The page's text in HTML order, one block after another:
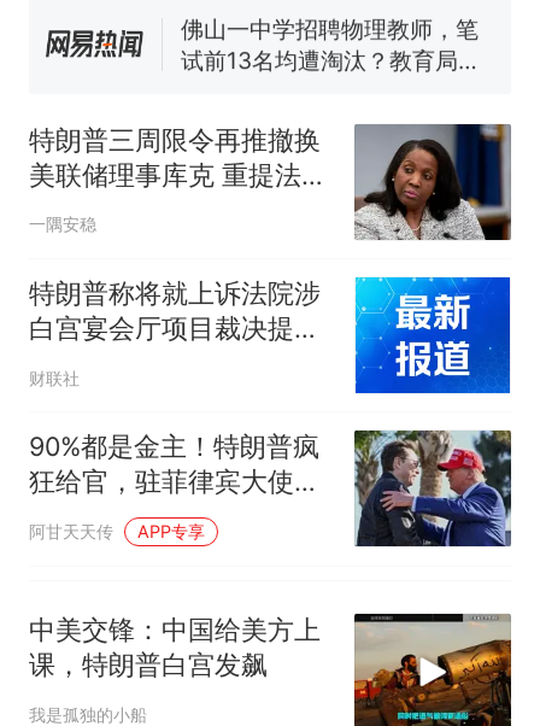
佛山一中学招聘物理教师，笔
试前13名均遭淘汰？教育局：
核查
力已达15级 最新研判
享界G9车型预售价公布：
43.98万起
那个在床头放菜刀的女孩，
人生
特朗普三周限令再推撤换
美联储理事库克 重提法院
已驳回的欺诈指控
一隅安稳
特朗普称将就上诉法院涉
白宫宴会厅项目裁决提起
上诉
财联社
90%都是金主！特朗普疯
狂给官，驻菲律宾大使竟
是海滩餐厅老板？
阿甘天天传 APP专享
中美交锋：中国给美方上
课，特朗普白宫发飙
我是孤独的小船